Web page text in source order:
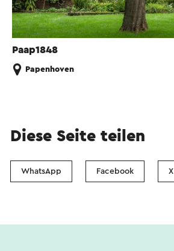
Paap1848
Papenhoven
Diese Seite teilen
WhatsApp Facebook X